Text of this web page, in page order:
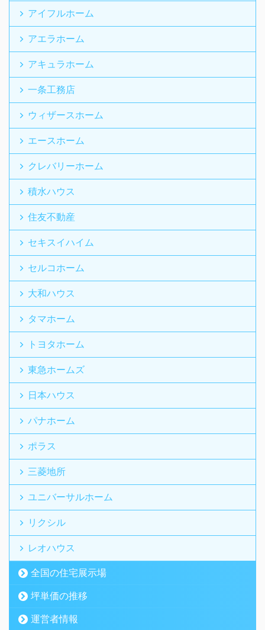
アイフルホーム
アエラホーム
アキュラホーム
一条工務店
ウィザースホーム
エースホーム
クレバリーホーム
積水ハウス
住友不動産
セキスイハイム
セルコホーム
大和ハウス
タマホーム
トヨタホーム
東急ホームズ
日本ハウス
パナホーム
ポラス
三菱地所
ユニバーサルホーム
リクシル
レオハウス
全国の住宅展示場
坪単価の推移
運営者情報